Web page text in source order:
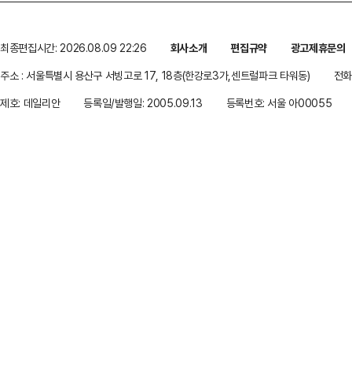
최종편집시간: 2026.08.09 22:26 회사소개 편집규약
광고제휴문의
주소 : 서울특별시 용산구 서빙고로 17, 18층(한강로3가,센트럴파크 타워동)
전
제호: 데일리안
등록일/발행일: 2005.09.13 등록번호: 서울 아00055